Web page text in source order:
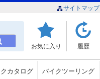
サイトマップ
お気に入り 履歴
カタログ バイクツーリング